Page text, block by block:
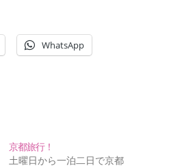
WhatsApp
京都旅行！
土曜日から一泊二日で京都